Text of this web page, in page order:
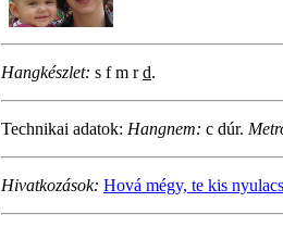
Hangkészlet: s f m rd.
Technikai adatok: Hangnem: c dúr.
Hivatkozások: Hová mégy, te kis